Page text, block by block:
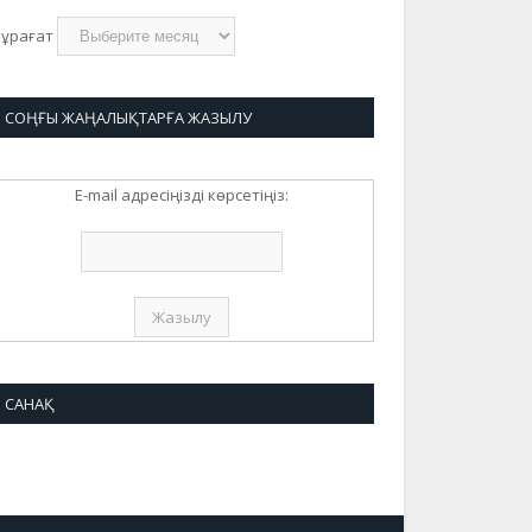
СОҢҒЫ ЖАҢАЛЫҚТАРҒА ЖАЗЫЛУ
E-mail адресіңізді көрсетіңіз:
САНАҚ